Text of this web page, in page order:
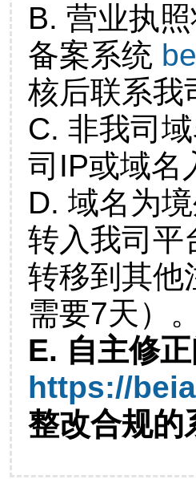
B. 营业执
备案系统
核后联系我
C. 非我司
司IP或域名
D. 域名为
转入我司平
转移到其他
需要7天）。
E. 自主修
https://
整改合规的